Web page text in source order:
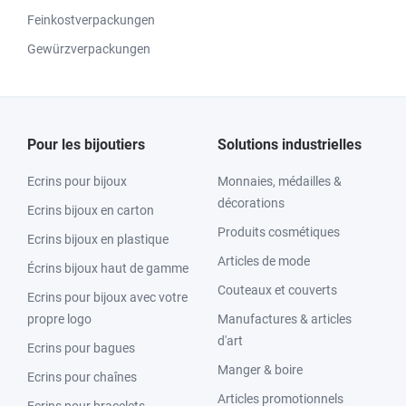
Feinkostverpackungen
Gewürzverpackungen
Pour les bijoutiers
Ecrins pour bijoux
Ecrins bijoux en carton
Ecrins bijoux en plastique
Écrins bijoux haut de gamme
Ecrins pour bijoux avec votre
propre logo
Ecrins pour bagues
Ecrins pour chaînes
Solutions industrielles
Monnaies, médailles &
décorations
Produits cosmétiques
Articles de mode
Couteaux et couverts
Manufactures & articles
d'art
Manger & boire
Articles promotionnels